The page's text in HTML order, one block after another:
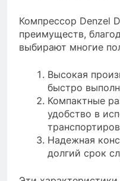
Компрессор Denzel
преимуществ,
выбирают многие
Высокая
быстро
Компактные
удобство в
Надежная
долгий срок